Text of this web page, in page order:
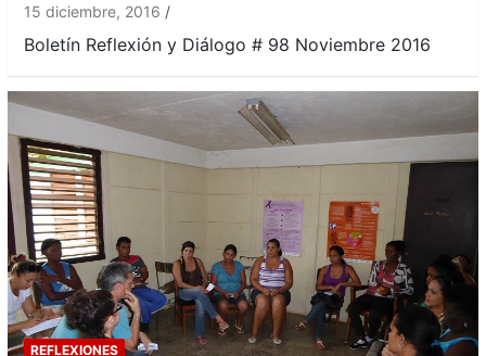
15 diciembre, 2016
Boletín Reflexión y Diálogo # 98 Noviembre 2016
REFLEXIONES